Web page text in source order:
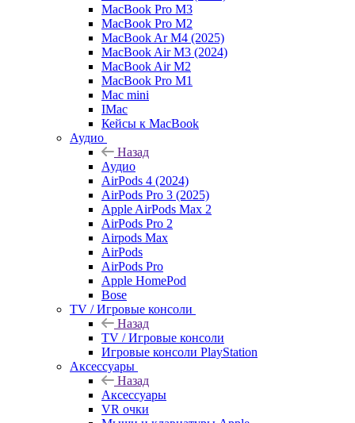
MacBook Pro M3
MacBook Pro M2
MacBook Ar M4 (2025)
MacBook Air M3 (2024)
MacBook Air M2
MacBook Pro M1
Mac mini
IMac
Кейсы к MacBook
Аудио
Назад
Аудио
AirPods 4 (2024)
AirPods Pro 3 (2025)
Apple AirPods Max 2
AirPods Pro 2
Airpods Max
AirPods
AirPods Pro
Apple HomePod
Bose
TV / Игровые консоли
Назад
TV / Игровые консоли
Игровые консоли PlayStation
Аксессуары
Назад
Аксессуары
VR очки